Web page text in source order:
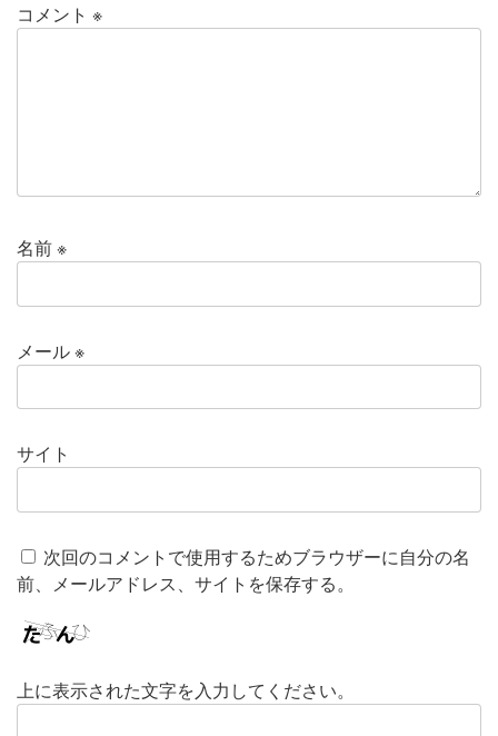
コメント ※
名前※
メール※
サイト
次回のコメントで使用するためブラウザーに自分の名
前、メールアドレス、サイトを保存する。
上に表示された文字を入力してください。